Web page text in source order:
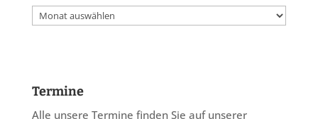
Archiv
Termine
Alle unsere Termine finden Sie auf unserer